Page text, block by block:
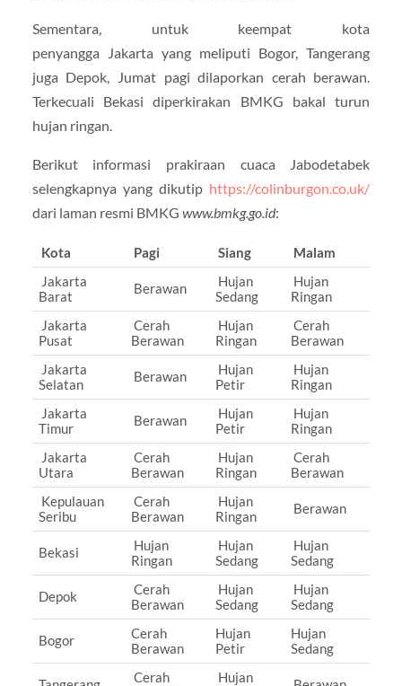
Sementara, untuk keempat kota
penyangga Jakarta yang meliputi Bogor, Tangerang
juga Depok, Jumat pagi dilaporkan cerah berawan.
Terkecuali Bekasi diperkirakan BMKG bakal turun
hujan ringan.
Berikut informasi prakiraan cuaca Jabodetabek
selengkapnya yang dikutip https://colinburgon.co.uk/
dari laman resmi BMKG www.bmkg.go.id:
Kota Pagi Siang
Malam
Jakarta
Barat
Berawan
Hujan
Sedang
Hujan
Ringan
Jakarta
Pusat
Cerah
Berawan
Hujan
Ringan
Cerah
Berawan
Jakarta
Selatan
Berawan
Hujan
Petir
Hujan
Ringan
Jakarta
Timur
Berawan
Hujan
Petir
Hujan
Ringan
Jakarta
Utara
Cerah
Berawan
Hujan
Ringan
Cerah
Berawan
Kepulauan
Seribu
Cerah
Berawan
Hujan
Ringan
Berawan
Bekasi
Hujan
Ringan
Hujan
Sedang
Hujan
Sedang
Depok
Cerah
Berawan
Hujan
Sedang
Hujan
Sedang
Bogor
Cerah
Berawan
Hujan
Petir
Hujan
Sedang
Cerah
Hujan